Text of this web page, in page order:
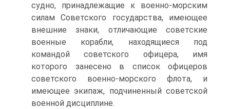
судно, принадлежащие к военно-морским
силам Советского государства, имеющее
внешние знаки, отличающие советские
военные корабли, находящиеся под
командой советского офицера, имя
которого занесено в список офицеров
советского военно-морского флота, и
имеющее экипаж, подчиненный советской
военной дисциплине.